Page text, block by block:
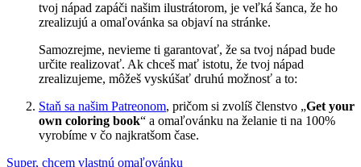
tvoj nápad zapáči našim ilustrátorom, je veľká šanca, že ho
zrealizujú a omaľovánka sa objaví na stránke.
Samozrejme, nevieme ti garantovať, že sa tvoj nápad bude
určite realizovať. Ak chceš mať istotu, že tvoj nápad
zrealizujeme, môžeš vyskúšať druhú možnosť a to:
Staň sa našim Patreonom, pričom si zvolíš členstvo „Get your
own coloring book“ a omaľovánku na želanie ti na 100%
vyrobíme v čo najkratšom čase.
Super, chcem vlastnú omaľovánku